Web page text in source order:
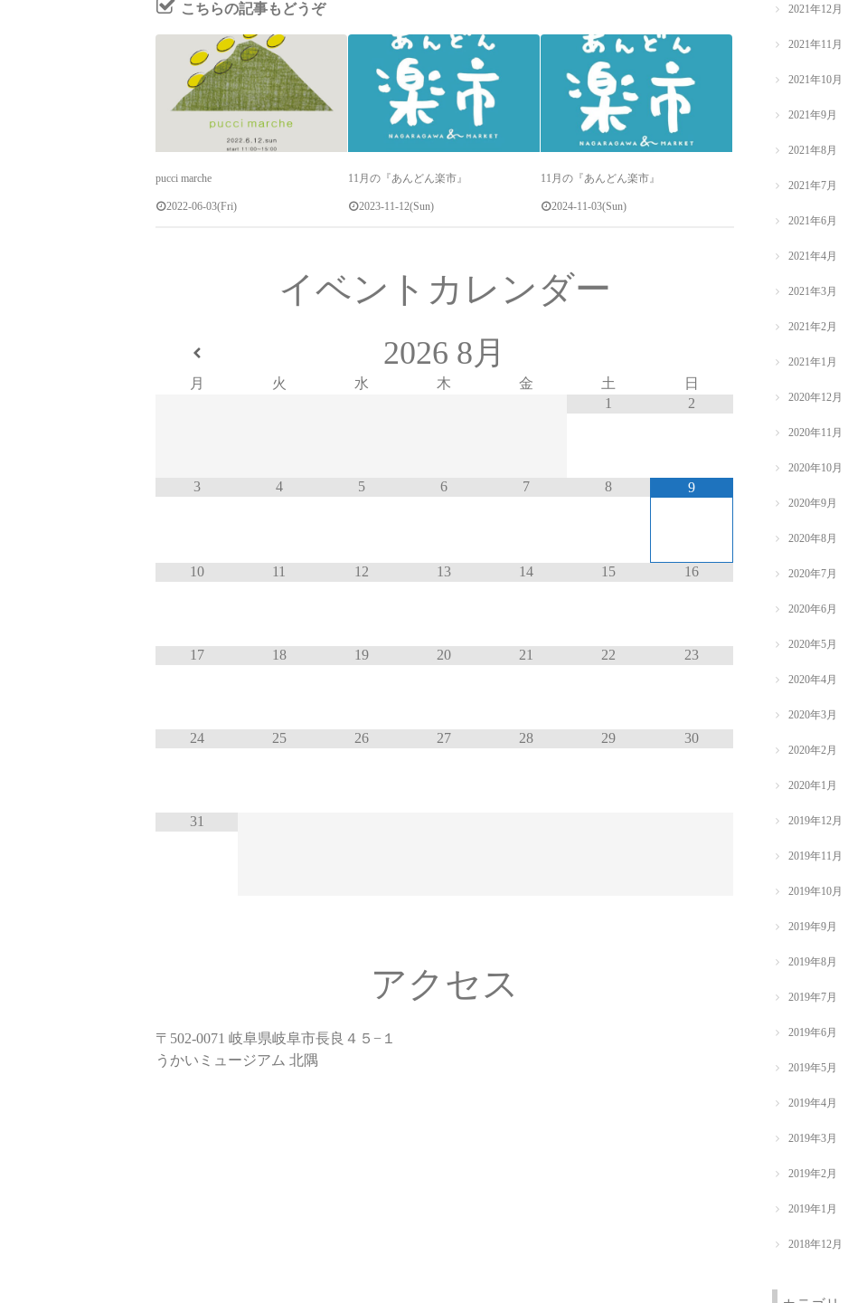
こちらの記事もどうぞ
pucci marche
2022-06-03(Fri)
11月の『あんどん楽市』
2023-11-12(Sun)
11月の『あんどん楽市』
2024-11-03(Sun)
イベントカレンダー
2026 8月
月 火 水 木 金 土
日
1
2
3 4 5 6 7 8 9
10 11 12 13 14 15 16
17 18 19 20 21 22 23
24 25 26 27 28 29 30
31
アクセス
〒502-0071 岐阜県岐阜市長良４５−１
うかいミュージアム 北隅
2021年12月
2021年11月
2021年10月
2021年9月
2021年8月
2021年7月
2021年6月
2021年4月
2021年3月
2021年2月
2021年1月
2020年12月
2020年11月
2020年10月
2020年9月
2020年8月
2020年7月
2020年6月
2020年5月
2020年4月
2020年3月
2020年2月
2020年1月
2019年12月
2019年11月
2019年10月
2019年9月
2019年8月
2019年7月
2019年6月
2019年5月
2019年4月
2019年3月
2019年2月
2019年1月
2018年12月